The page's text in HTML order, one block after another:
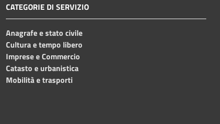
CATEGORIE DI SERVIZIO
Anagrafe e stato civile
Cultura e tempo libero
Imprese e Commercio
Catasto e urbanistica
Mobilità e trasporti